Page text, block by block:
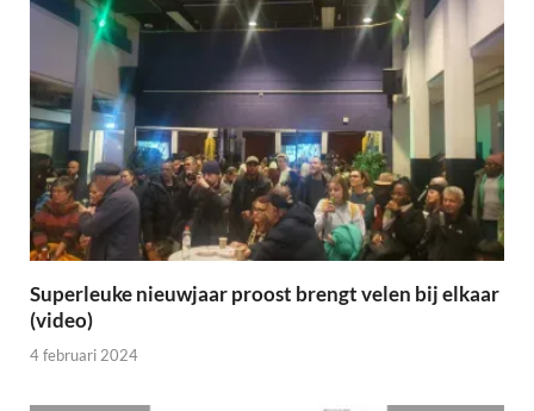
Superleuke nieuwjaar proost brengt velen bij elkaar
(video)
4 februari 2024